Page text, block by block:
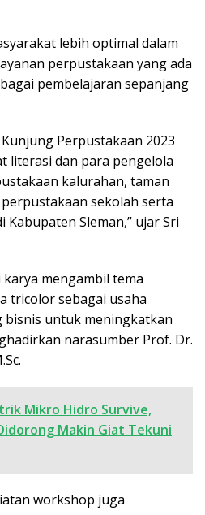
lebih optimal dalam
perpustakaan yang ada
pembelajaran sepanjang
Perpustakaan 2023
literasi dan para pengelola
kalurahan, taman
sekolah serta
Kabupaten Sleman,” ujar Sri
mengambil tema
tricolor sebagai usaha
bisnis untuk meningkatkan
narasumber Prof. Dr.
Mikro Hidro Survive,
Makin Giat Tekuni
workshop juga